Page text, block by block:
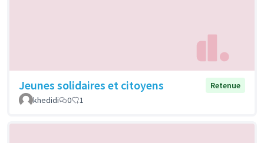
Jeunes solidaires et citoyens
Retenue
khedidi
0 1